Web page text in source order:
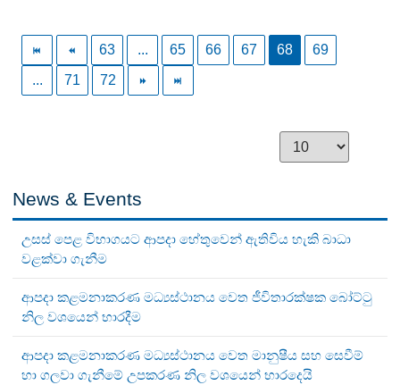
63 ... 65 66 67 68
69
...
71 72
News & Events
උසස් පෙළ විභාගයට ආපදා හේතුවෙන් ඇතිවිය හැකි බාධා
වළක්වා ගැනීම
ආපදා කළමනාකරණ මධ්‍යස්ථානය වෙත ජීවිතාරක්ෂක බෝට්ටු
නිල වශයෙන් භාරදීම
ආපදා කළමනාකරණ මධ්‍යස්ථානය වෙත මානුෂීය සහ සෙවීම්
හා ගලවා ගැනීමේ උපකරණ නිල වශයෙන් භාරදෙයි